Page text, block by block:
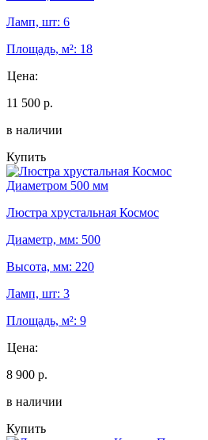
Ламп, шт: 6
Площадь, м²: 18
Цена:
11 500 р.
в наличии
Купить
Диаметром 500 мм
Люстра хрустальная Космос
Диаметр, мм: 500
Высота, мм: 220
Ламп, шт: 3
Площадь, м²: 9
Цена:
8 900 р.
в наличии
Купить